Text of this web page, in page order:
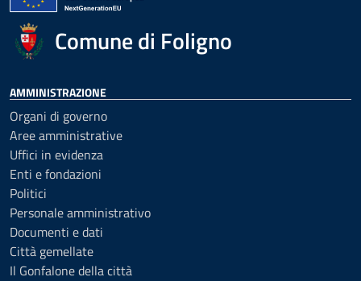
Comune di Foligno
AMMINISTRAZIONE
Organi di governo
Aree amministrative
Uffici in evidenza
Enti e fondazioni
Politici
Personale amministrativo
Documenti e dati
Città gemellate
Il Gonfalone della città